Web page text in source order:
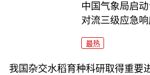
中国气象局启
对流三级应急响
最热
我国杂交水稻育种科研取得重要